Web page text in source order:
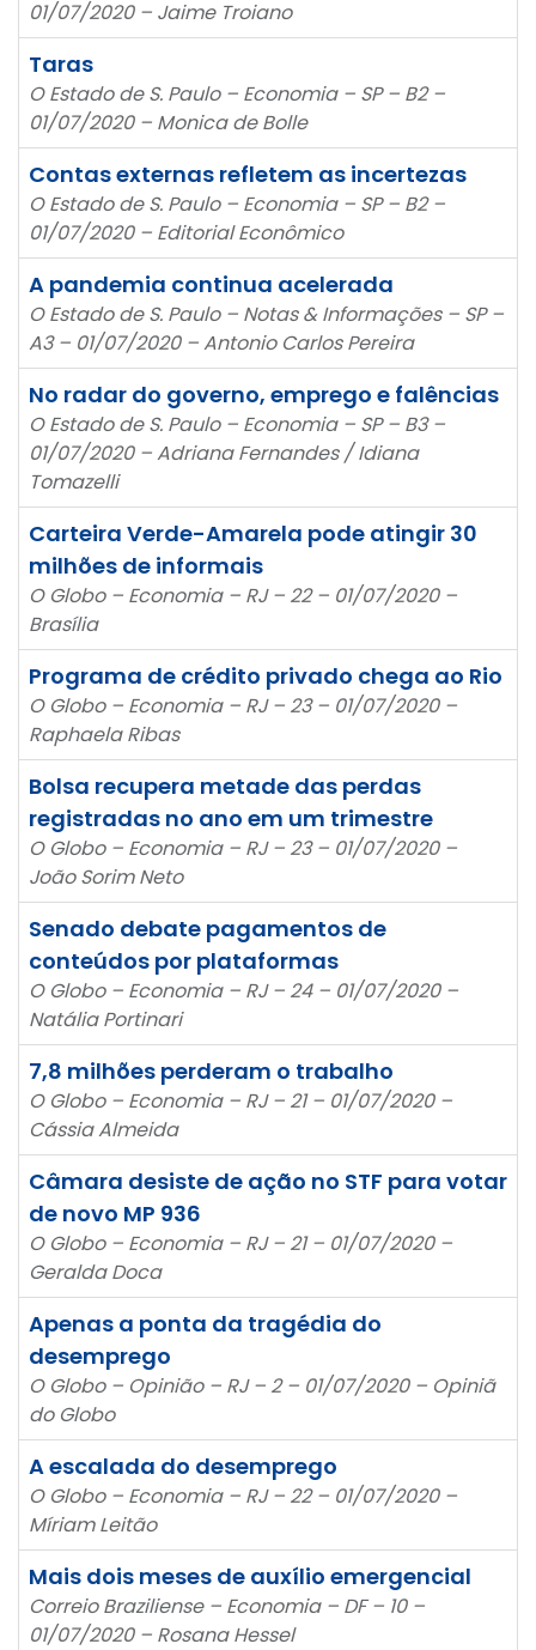
01/07/2020 – Jaime Troiano
Taras
O Estado de S. Paulo – Economia – SP – B2 –
01/07/2020 – Monica de Bolle
Contas externas refletem as incertezas
O Estado de S. Paulo – Economia – SP – B2 –
01/07/2020 – Editorial Econômico
A pandemia continua acelerada
O Estado de S. Paulo – Notas & Informações – SP –
A3 – 01/07/2020 – Antonio Carlos Pereira
No radar do governo, emprego e falências
O Estado de S. Paulo – Economia – SP – B3 –
01/07/2020 – Adriana Fernandes / Idiana
Tomazelli
Carteira Verde-Amarela pode atingir 30
milhões de informais
O Globo – Economia – RJ – 22 – 01/07/2020 –
Brasília
Programa de crédito privado chega ao Rio
O Globo – Economia – RJ – 23 – 01/07/2020 –
Raphaela Ribas
Bolsa recupera metade das perdas
registradas no ano em um trimestre
O Globo – Economia – RJ – 23 – 01/07/2020 –
João Sorim Neto
Senado debate pagamentos de
conteúdos por plataformas
O Globo – Economia – RJ – 24 – 01/07/2020 –
Natália Portinari
7,8 milhões perderam o trabalho
O Globo – Economia – RJ – 21 – 01/07/2020 –
Cássia Almeida
Câmara desiste de ação no STF para votar
de novo MP 936
O Globo – Economia – RJ – 21 – 01/07/2020 –
Geralda Doca
Apenas a ponta da tragédia do
desemprego
O Globo – Opinião – RJ – 2 – 01/07/2020 – Opiniã
do Globo
A escalada do desemprego
O Globo – Economia – RJ – 22 – 01/07/2020 –
Míriam Leitão
Mais dois meses de auxílio emergencial
Correio Braziliense – Economia – DF – 10 –
01/07/2020 – Rosana Hessel